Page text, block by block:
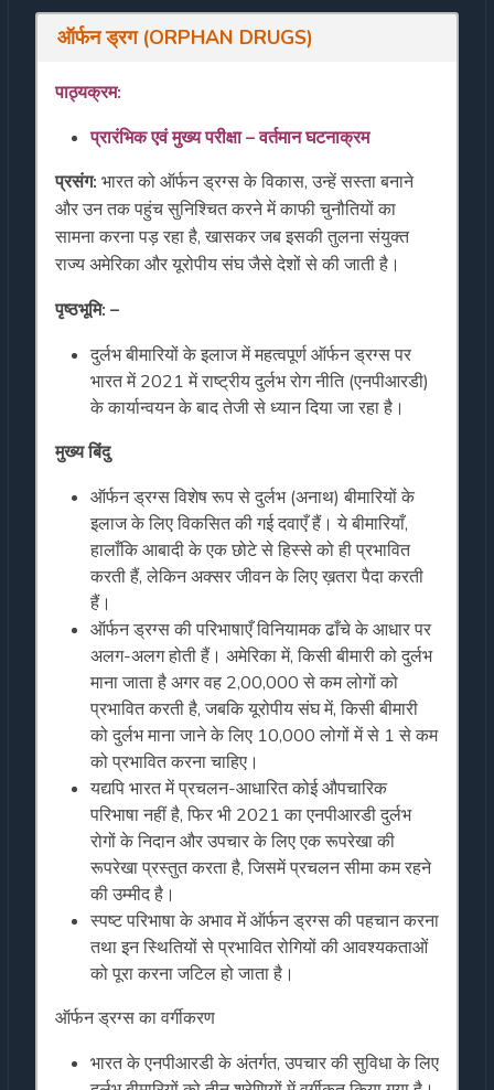
ऑर्फन ड्रग (ORPHAN DRUGS)
पाठ्यक्रम:
प्रारंभिकएवंमुख्यपरीक्षा–वर्तमानघटनाक्रम
प्रसंग: भारत को ऑर्फन ड्रग्स के विकास, उन्हें सस्ता बनाने
और उन तक पहुंच सुनिश्चित करने में काफी चुनौतियों का
सामना करना पड़ रहा है, खासकर जब इसकी तुलना संयुक्त
राज्य अमेरिका और यूरोपीय संघ जैसे देशों से की जाती है।
पृष्ठभूमि: –
दुर्लभ बीमारियों के इलाज में महत्वपूर्ण ऑर्फन ड्रग्स पर
भारत में 2021 में राष्ट्रीय दुर्लभ रोग नीति (एनपीआरडी)
के कार्यान्वयन के बाद तेजी से ध्यान दिया जा रहा है।
मुख्य बिंदु
ऑर्फन ड्रग्स विशेष रूप से दुर्लभ (अनाथ) बीमारियों के
इलाज के लिए विकसित की गई दवाएँ हैं। ये बीमारियाँ,
हालाँकि आबादी के एक छोटे से हिस्से को ही प्रभावित
करती हैं, लेकिन अक्सर जीवन के लिए ख़तरा पैदा करती
हैं।
ऑर्फन ड्रग्स की परिभाषाएँ विनियामक ढाँचे के आधार पर
अलग-अलग होती हैं। अमेरिका में, किसी बीमारी को दुर्लभ
माना जाता है अगर वह 2,00,000 से कम लोगों को
प्रभावित करती है, जबकि यूरोपीय संघ में, किसी बीमारी
को दुर्लभ माना जाने के लिए 10,000 लोगों में से 1 से कम
को प्रभावित करना चाहिए।
यद्यपि भारत में प्रचलन-आधारित कोई औपचारिक
परिभाषा नहीं है, फिर भी 2021 का एनपीआरडी दुर्लभ
रोगों के निदान और उपचार के लिए एक रूपरेखा की
रूपरेखा प्रस्तुत करता है, जिसमें प्रचलन सीमा कम रहने
की उम्मीद है।
स्पष्ट परिभाषा के अभाव में ऑर्फन ड्रग्स की पहचान करना
तथा इन स्थितियों से प्रभावित रोगियों की आवश्यकताओं
को पूरा करना जटिल हो जाता है।
ऑर्फन ड्रग्स का वर्गीकरण
भारत के एनपीआरडी के अंतर्गत, उपचार की सुविधा के लिए